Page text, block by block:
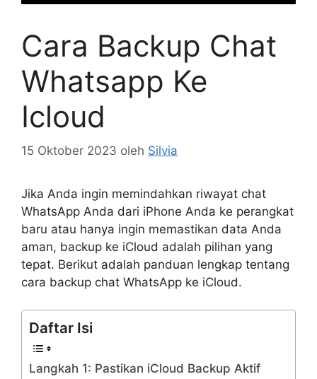
Cara Backup Chat
Whatsapp Ke
Icloud
15 Oktober 2023 oleh Silvia
Jika Anda ingin memindahkan riwayat chat
WhatsApp Anda dari iPhone Anda ke perangkat
baru atau hanya ingin memastikan data Anda
aman, backup ke iCloud adalah pilihan yang
tepat. Berikut adalah panduan lengkap tentang
cara backup chat WhatsApp ke iCloud.
Daftar Isi
Langkah 1: Pastikan iCloud Backup Aktif